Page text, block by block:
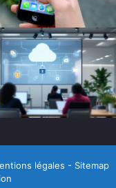
légales - Sitemap